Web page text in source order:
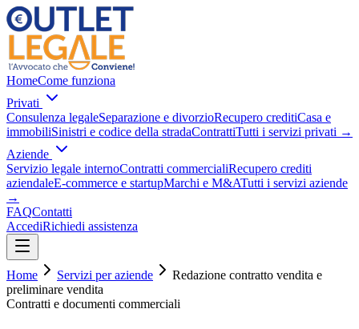
HomeCome funziona
Privati
Consulenza legaleSeparazione e divorzioRecupero creditiCasa e
immobiliSinistri e codice della stradaContrattiTutti i servizi privati →
Aziende
Servizio legale internoContratti commercialiRecupero crediti
aziendaleE-commerce e startupMarchi e M&ATutti i servizi aziende
→
FAQContatti
AccediRichiedi assistenza
Home Servizi per aziende
Redazione contratto vendita e
preliminare vendita
Contratti e documenti commerciali